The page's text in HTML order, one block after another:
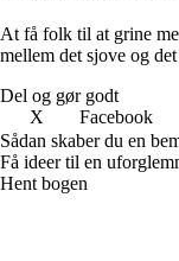
At få folk til at grine
mellem det sjove og
Del og gør godt
X
Facebook
Sådan skaber du en
Få ideer til en
Hent bogen